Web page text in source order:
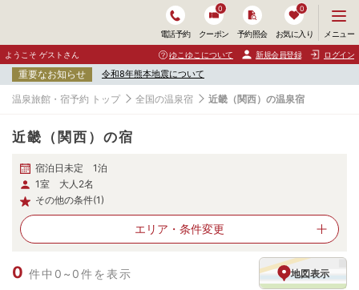
電話予約 クーポン
0
予約照会 お気に入り
0
ニ
ュ
ー
開
メニュー
ようこそ ゲストさん ゆこゆこについて 新規会員登録 ログイン
重要なお知らせ 令和8年熊本地震について
温泉旅館・宿予約 トップ 全国の温泉宿 近畿（関西）の温泉宿
近畿（関西）の宿
宿泊日未定 1泊
1室 大人2名
その他の条件(1)
エリア・ 条件変更
0 件中0~0件を表示 地図表示